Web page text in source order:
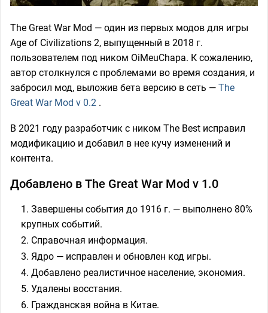
The Great War Mod — один из первых модов для игры
Age of Civilizations 2, выпущенный в 2018 г.
пользователем под ником OiMeuChapa. К сожалению,
автор столкнулся с проблемами во время создания, и
забросил мод, выложив бета версию в сеть — The
Great War Mod v 0.2 .
В 2021 году разработчик с ником The Best исправил
модификацию и добавил в нее кучу изменений и
контента.
Добавлено в The Great War Mod v 1.0
Завершены события до 1916 г. — выполнено 80%
крупных событий.
Справочная информация.
Ядро — исправлен и обновлен код игры.
Добавлено реалистичное население, экономия.
Удалены восстания.
Гражданская война в Китае.